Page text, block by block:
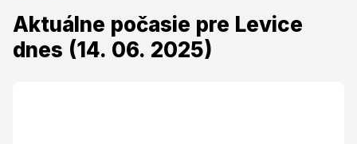
Aktuálne počasie pre Levice
dnes (14. 06. 2025)
Aktuálne počasie pre Levice dnes
(14. 06. 2025)